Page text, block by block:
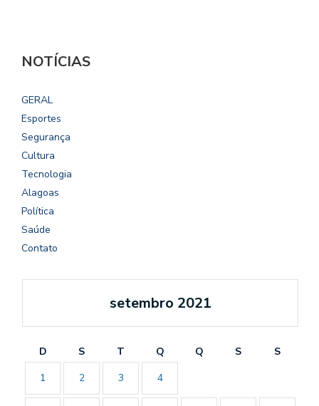
NOTÍCIAS
GERAL
Esportes
Segurança
Cultura
Tecnologia
Alagoas
Política
Saúde
Contato
setembro 2021
D S T Q Q S
S
1
2 3 4